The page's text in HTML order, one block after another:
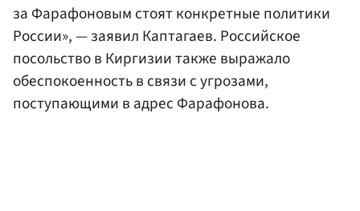
за Фарафоновым стоят конкретные политики
России», — заявил Каптагаев. Российское
посольство в Киргизии также выражало
обеспокоенность в связи с угрозами,
поступающими в адрес Фарафонова.